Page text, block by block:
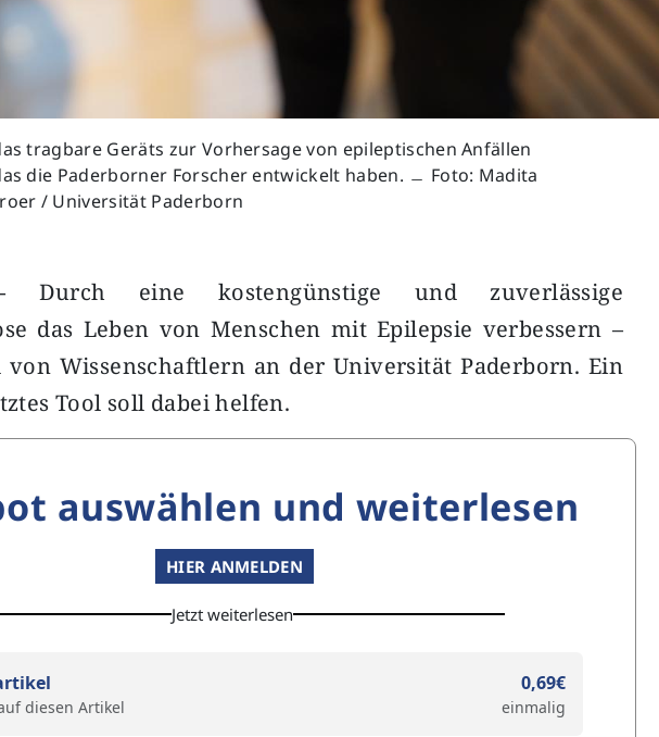
tragbare Geräts zur Vorhersage von epileptischen Anfällen
die Paderborner Forscher entwickelt haben. ﹘ Foto: Madita
/ Universität Paderborn
Durch eine kostengünstige und zuverlässige
das Leben von Menschen mit Epilepsie verbessern –
von Wissenschaftlern an der Universität Paderborn. Ein
Tool soll dabei helfen.
auswählen und weiterlesen
HIER ANMELDEN
Jetzt weiterlesen
diesen Artikel
0,69€
einmalig